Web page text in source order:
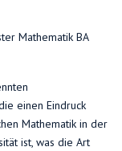
Mathematik BA
einen Eindruck
Mathematik in der
ist, was die Art